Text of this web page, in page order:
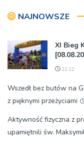
NAJNOWSZE
XI Bieg
12:12
Wszedł bez butów na
z pięknymi przeżyciami
Aktywność fizyczna z
upamiętnili św.